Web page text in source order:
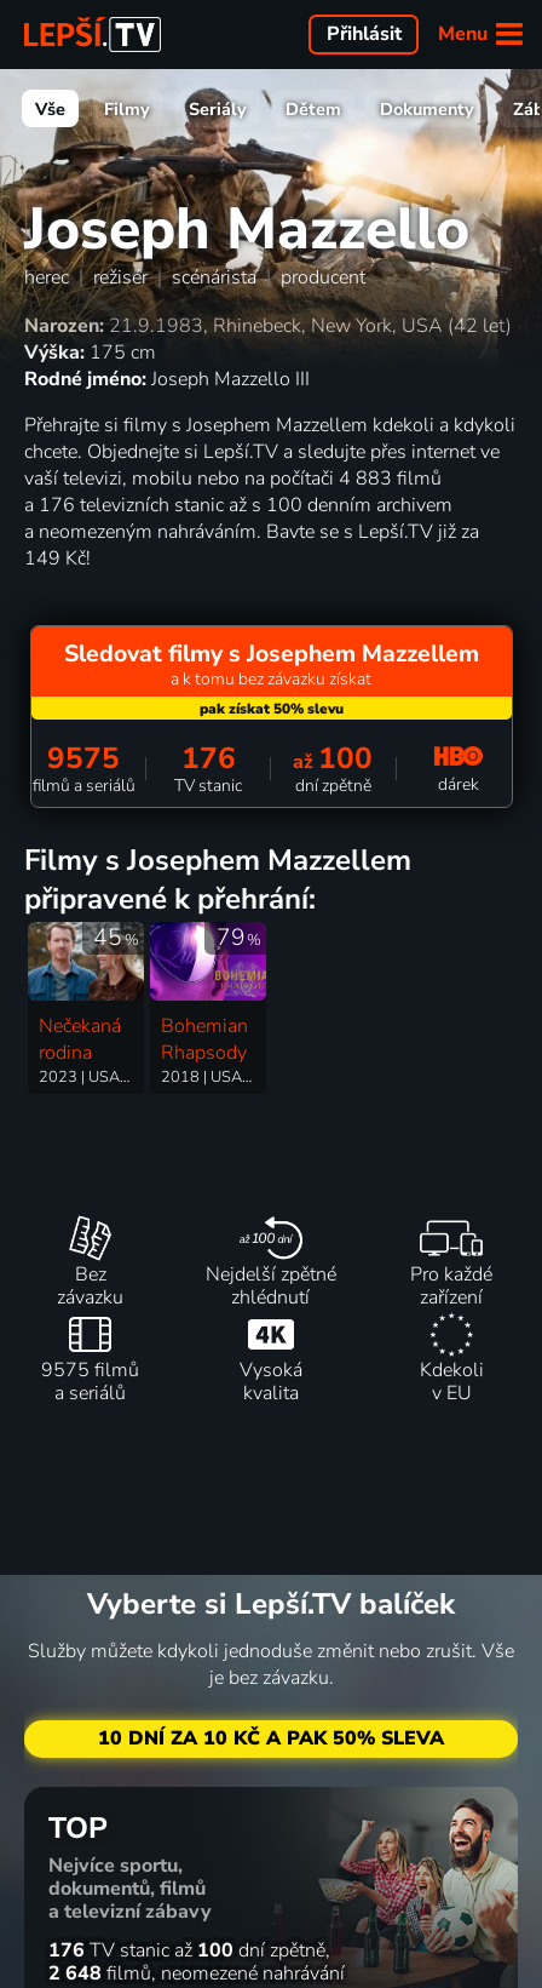
Menu
Přihlásit
Vše Filmy Seriály Dětem Dokumenty
Joseph Mazzello
herec | režisér | scénárista | producent
Narozen:21.9.1983, Rhinebeck, New York, USA (42 let)
Výška: 175 cm
Rodné jméno:Joseph Mazzello III
Přehrajte si filmy s Josephem Mazzellem kdekoli a kdykoli
chcete. Objednejte si Lepší.TV a sledujte přes internet ve
vaší televizi, mobilu nebo na počítači 4 883 filmů
a 176 televizních stanic až s 100 denním archivem
a neomezeným nahráváním. Bavte se s Lepší.TV již za
149 Kč!
Sledovat filmy s Josephem Mazzellem
a k tomu bez závazku získat
9575
filmů a seriálů
176
TV stanic
až 100
dní zpětně dárek
filmy s Josephem Mazzellem
připravené k přehrání:
45%
Nečekaná
rodina
2023 | USA | Komedie, Drama, Romantický
79%
Bohemian
Rhapsody
2018 | USA, Velká Británie | Drama, Hudební, Životopisný
Bez
závazku
Nejdelší zpětné
zhlédnutí
Pro každé
zařízení
9575 filmů
a seriálů
Vysoká
kvalita
Kdekoli
v EU
Vyberte si Lepší.TV balíček
Služby můžete kdykoli jednoduše změnit nebo zrušit. Vše
je bez závazku.
10 DNÍ ZA 10 KČ A PAK 50% SLEVA
TOP
Nejvíce sportu,
dokumentů, filmů
a televizní zábavy
176 TV stanic až 100 dní zpětně
2 648 filmů neomezené nahrávání